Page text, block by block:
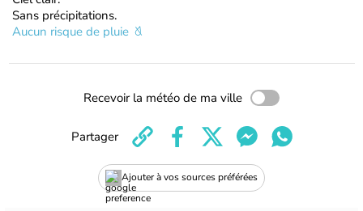
Sans précipitations.
Aucun risque de pluie
Recevoir la météo de ma ville
Ajouter à vos sources préférées
Partager